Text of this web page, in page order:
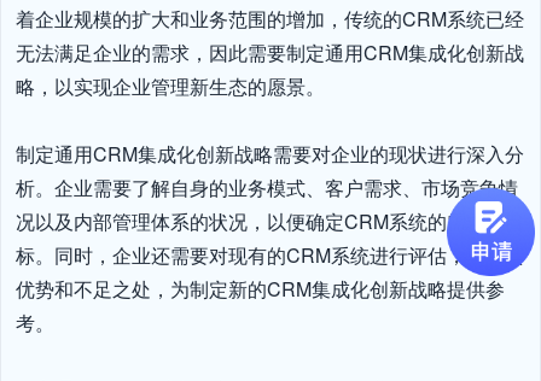
着企业规模的扩大和业务范围的增加，传统的CRM系统已经
无法满足企业的需求，因此需要制定通用CRM集成化创新战
略，以实现企业管理新生态的愿景。
制定通用CRM集成化创新战略需要对企业的现状进行深入分
析。企业需要了解自身的业务模式、客户需求、市场竞争情
况以及内部管理体系的状况，以便确定CRM系统的需求和目
标。同时，企业还需要对现有的CRM系统进行评估，了解其
优势和不足之处，为制定新的CRM集成化创新战略提供参
考。